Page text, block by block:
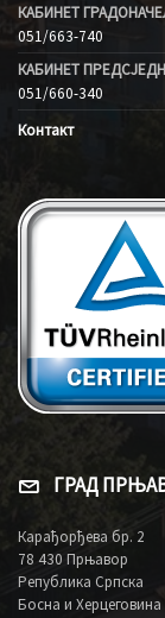
КАБИНЕТ
051/663-740
КАБИНЕТ
051/660-340
Контакт
ГРАД
Карађорђева бр. 2
78 430 Прњавор
Република Српска
Босна и Херцеговина